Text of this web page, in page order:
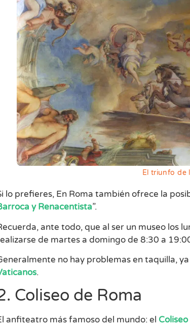
El triunfo de
lo prefieres, En Roma también ofrece la
y Renacentista”.
ante todo, que al ser un museo los
de martes a domingo de 8:30 a
no hay problemas en taquilla,
.
Coliseo de Roma
anfiteatro más famoso del mundo: el